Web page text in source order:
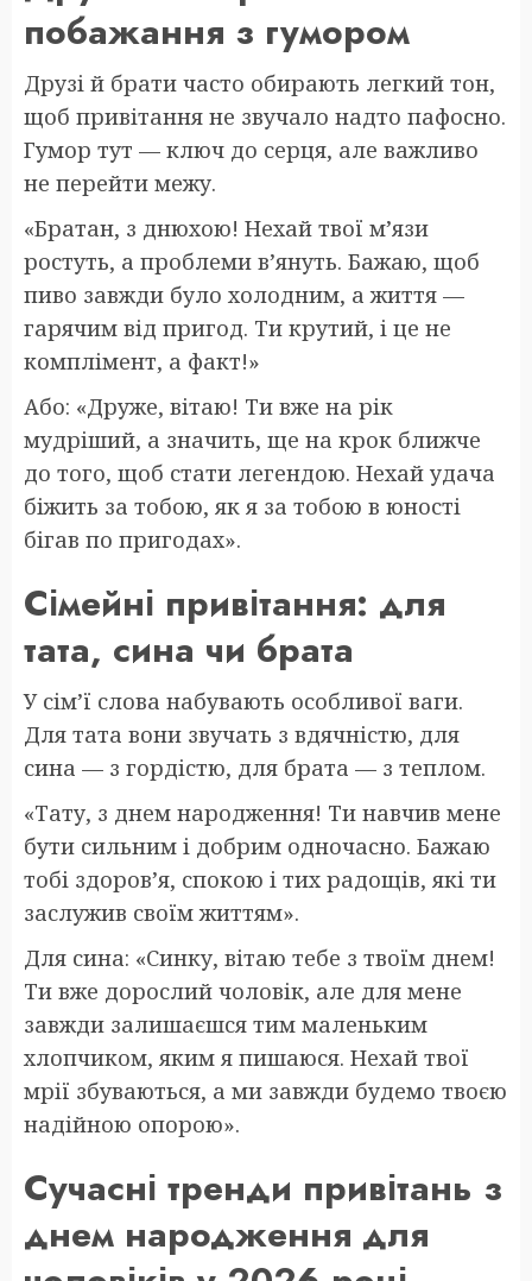
побажання з гумором
Друзі й брати часто обирають легкий тон,
щоб привітання не звучало надто пафосно.
Гумор тут — ключ до серця, але важливо
не перейти межу.
«Братан, з днюхою! Нехай твої м’язи
ростуть, а проблеми в’януть. Бажаю, щоб
пиво завжди було холодним, а життя —
гарячим від пригод. Ти крутий, і це не
комплімент, а факт!»
Або: «Друже, вітаю! Ти вже на рік
мудріший, а значить, ще на крок ближче
до того, щоб стати легендою. Нехай удача
біжить за тобою, як я за тобою в юності
бігав по пригодах».
Сімейні привітання: для
тата, сина чи брата
У сім’ї слова набувають особливої ваги.
Для тата вони звучать з вдячністю, для
сина — з гордістю, для брата — з теплом.
«Тату, з днем народження! Ти навчив мене
бути сильним і добрим одночасно. Бажаю
тобі здоров’я, спокою і тих радощів, які ти
заслужив своїм життям».
Для сина: «Синку, вітаю тебе з твоїм днем!
Ти вже дорослий чоловік, але для мене
завжди залишаєшся тим маленьким
хлопчиком, яким я пишаюся. Нехай твої
мрії збуваються, а ми завжди будемо твоєю
надійною опорою».
Сучасні тренди привітань з
днем народження для